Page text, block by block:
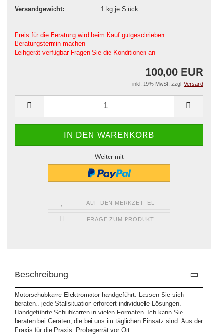
Versandgewicht: 1kg je Stück
Preis für die Beratung wird beim Kauf gutgeschrieben
​Beratungstermin machen
Leihgerät verfügbar Fragen Sie die Konditionen an
100,00 EUR
inkl. 19% MwSt. zzgl. Versand
Weiter mit
AUF DEN MERKZETTEL
FRAGE ZUM PRODUKT
Beschreibung
Motorschubkarre Elektromotor handgeführt. Lassen Sie sich
beraten.. jede Stallsituation erfordert individuelle Lösungen.
Handgeführte Schubkarren in vielen Formaten. Ich kann Sie
beraten bei Geräten, die bei uns im täglichen Einsatz sind. Aus der
Praxis für die Praxis. Probegerrät vor Ort